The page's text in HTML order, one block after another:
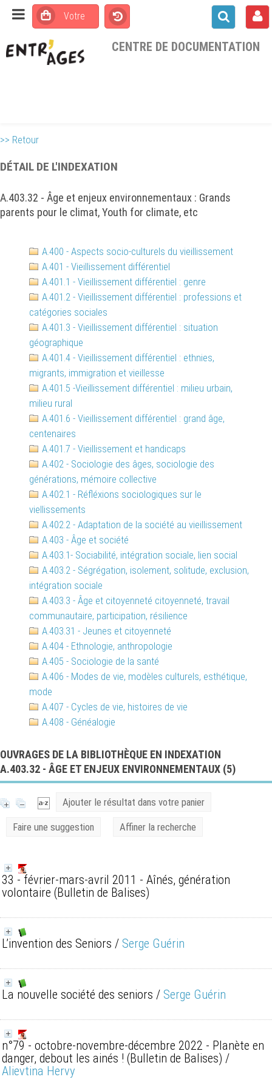
CENTRE DE DOCUMENTATION
>> Retour
DÉTAIL DE L'INDEXATION
A.403.32 - Âge et enjeux environnementaux : Grands
parents pour le climat, Youth for climate, etc
A.400 - Aspects socio-culturels du vieillissement
A.401 - Vieillissement différentiel
A.401.1 - Vieillissement différentiel : genre
A.401.2 - Vieillissement différentiel : professions et
catégories sociales
A.401.3 - Vieillissement différentiel : situation
géographique
A.401.4 - Vieillissement différentiel : ethnies,
migrants, immigration et vieillesse
A.401.5 -Vieillissement différentiel : milieu urbain,
milieu rural
A.401.6 - Vieillissement différentiel : grand âge,
centenaires
A.401.7 - Vieillissement et handicaps
A.402 - Sociologie des âges, sociologie des
générations, mémoire collective
A.402.1 - Réfléxions sociologiques sur le
viellissements
A.402.2 - Adaptation de la société au vieillissement
A.403 - Âge et société
A.403.1- Sociabilité, intégration sociale, lien social
A.403.2 - Ségrégation, isolement, solitude, exclusion,
intégration sociale
A.403.3 - Âge et citoyenneté citoyenneté, travail
communautaire, participation, résilience
A.403.31 - Jeunes et citoyenneté
A.404 - Ethnologie, anthropologie
A.405 - Sociologie de la santé
A.406 - Modes de vie, modèles culturels, esthétique,
mode
A.407 - Cycles de vie, histoires de vie
A.408 - Généalogie
OUVRAGES DE LA BIBLIOTHÈQUE EN INDEXATION
A.403.32 - ÂGE ET ENJEUX ENVIRONNEMENTAUX (5)
Ajouter le résultat dans votre panier
Faire une suggestion Affiner la recherche
33 - février-mars-avril 2011 - Aînés, génération
volontaire (Bulletin de Balises)
L’invention des Seniors / Serge Guérin
La nouvelle société des seniors / Serge Guérin
n°79 - octobre-novembre-décembre 2022 - Planète en
danger, debout les ainés ! (Bulletin de Balises) /
Alievtina Hervy